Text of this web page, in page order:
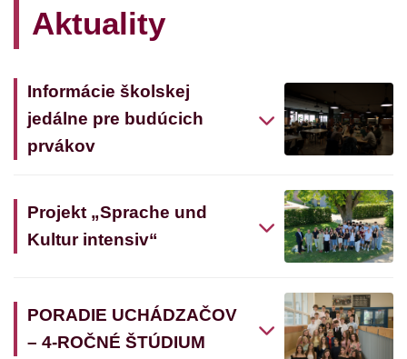
Aktuality
Informácie školskej
jedálne pre budúcich
prvákov
Projekt „Sprache und
Kultur intensiv“
PORADIE UCHÁDZAČOV
– 4-ROČNÉ ŠTÚDIUM